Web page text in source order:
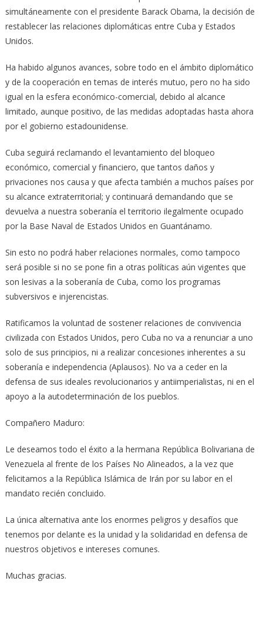
simultáneamente con el presidente Barack Obama, la decisión de
restablecer las relaciones diplomáticas entre Cuba y Estados
Unidos.
Ha habido algunos avances, sobre todo en el ámbito diplomático
y de la cooperación en temas de interés mutuo, pero no ha sido
igual en la esfera económico-comercial, debido al alcance
limitado, aunque positivo, de las medidas adoptadas hasta ahora
por el gobierno estadounidense.
Cuba seguirá reclamando el levantamiento del bloqueo
económico, comercial y financiero, que tantos daños y
privaciones nos causa y que afecta también a muchos países por
su alcance extraterritorial; y continuará demandando que se
devuelva a nuestra soberanía el territorio ilegalmente ocupado
por la Base Naval de Estados Unidos en Guantánamo.
Sin esto no podrá haber relaciones normales, como tampoco
será posible si no se pone fin a otras políticas aún vigentes que
son lesivas a la soberanía de Cuba, como los programas
subversivos e injerencistas.
Ratificamos la voluntad de sostener relaciones de convivencia
civilizada con Estados Unidos, pero Cuba no va a renunciar a uno
solo de sus principios, ni a realizar concesiones inherentes a su
soberanía e independencia (Aplausos). No va a ceder en la
defensa de sus ideales revolucionarios y antiimperialistas, ni en el
apoyo a la autodeterminación de los pueblos.
Compañero Maduro:
Le deseamos todo el éxito a la hermana República Bolivariana de
Venezuela al frente de los Países No Alineados, a la vez que
felicitamos a la República Islámica de Irán por su labor en el
mandato recién concluido.
La única alternativa ante los enormes peligros y desafíos que
tenemos por delante es la unidad y la solidaridad en defensa de
nuestros objetivos e intereses comunes.
Muchas gracias.